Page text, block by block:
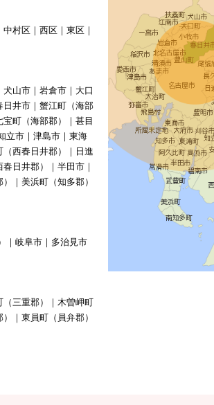
村区｜西区｜東区｜
山市｜岩倉市｜大口
井市｜蟹江町（海部
町（海部郡）｜甚目
立市｜津島市｜東海
西春日井郡）｜日進
日井郡）｜半田市｜
｜美浜町（知多郡）
｜岐阜市｜多治見市
三重郡）｜木曽岬町
｜東員町（員弁郡）